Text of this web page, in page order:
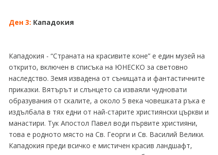
Ден 3: Кападокия
Кападокия - “Страната на красивите коне” е един музей на
открито, включен в списъка на ЮНЕСКО за световно
наследство. Земя извадена от сънищата и фантастичните
приказки. Вятърът и слънцето са изваяли чудновати
образувания от скалите, а около 5 века човешката ръка е
издълбала в тях едни от най-старите християнски църкви и
манастири. Тук Апостол Павел води първите християни,
това е родното място на Св. Георги и Св. Василий Велики.
Кападокия преди всичко е мистичен красив ландшафт,